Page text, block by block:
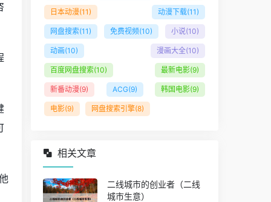
日本动漫(11) 动漫下载(11)
网盘搜索(11) 免费视频(10) 小说(10)
动画(10) 漫画大全(10)
百度网盘搜索(10) 最新电影(9)
新番动漫(9) ACG(9) 韩国电影(9)
电影(9) 网盘搜索引擎(8)
相关文章
二线城市的创业者（二线
城市生意）